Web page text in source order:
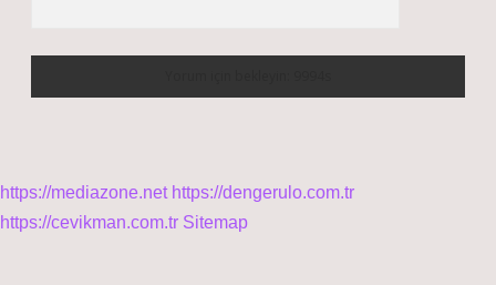
https://mediazone.net https://dengerulo.com.tr
https://cevikman.com.tr Sitemap